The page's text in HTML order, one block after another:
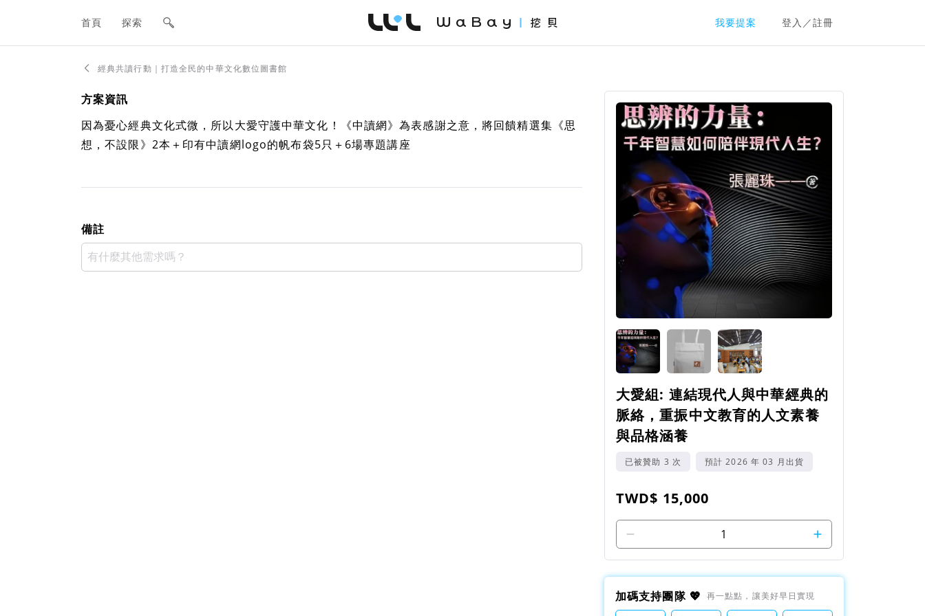
網站主要導航欄
首頁 探索 我要提案 登入／註冊
WaBay 挖貝 | 台灣最值得信賴的群眾集資 / 群眾募資平台
經典共讀行動｜打造全民的中華文化數位圖書館
大愛組: 連結現代人與中華經典的
脈絡，重振中文教育的人文素養
與品格涵養
已被贊助 3 次 預計 2026 年 03 月出貨
TWD$ 15,000
1
加碼支持團隊 💖 再一點點，讓美好早日實現
方案資訊
因為憂心經典文化式微，所以大愛守護中華文化！《中讀網》為表感謝之意，將回饋精選集《思
想，不設限》2本＋印有中讀網logo的帆布袋5只＋6場專題講座
備註